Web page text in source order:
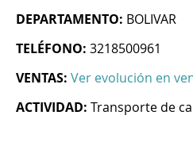
DEPARTAMENTO: BOLIVAR
TELÉFONO: 3218500961
VENTAS: Ver evolución en
ACTIVIDAD: Transporte de